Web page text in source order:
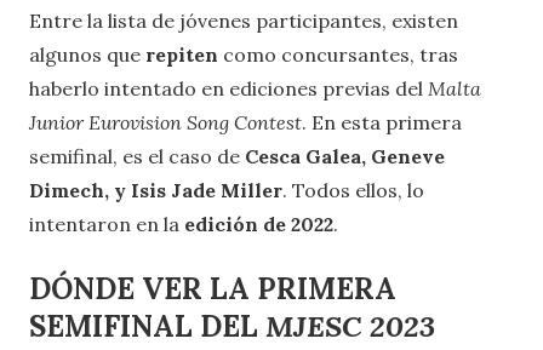
Entre la lista de jóvenes participantes, existen
algunos que repiten como concursantes, tras
haberlo intentado en ediciones previas del Malta
Junior Eurovision Song Contest. En esta primera
semifinal, es el caso de Cesca Galea, Geneve
Dimech, y Isis Jade Miller. Todos ellos, lo
intentaron en la edición de 2022.
DÓNDE VER LA PRIMERA
SEMIFINAL DEL MJESC 2023